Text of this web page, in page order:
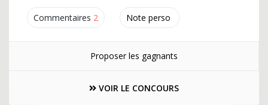
Commentaires 2 Note perso
Proposer les gagnants
VOIR LE CONCOURS